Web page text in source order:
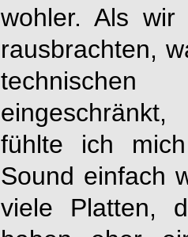
wohler. Als
rausbrachten,
fühlte ich
Sound einfach
viele Platten,